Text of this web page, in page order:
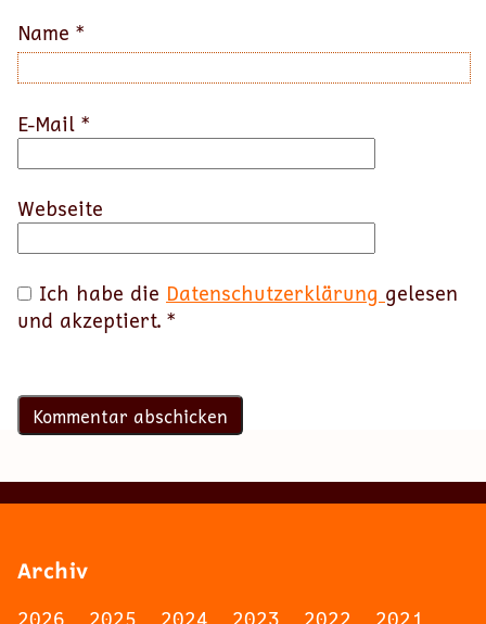
Name *
E-Mail *
Webseite
Ich habe die Datenschutzerklärung gelesen
und akzeptiert. *
Archiv